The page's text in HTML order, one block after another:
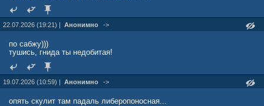
22.07.2026 (19:21) | Анонимно ->
по сабжу)))
тушись, гнида ты недобитая!
19.07.2026 (10:59) | Анонимно ->
опять скулит там падаль либеропоносная...